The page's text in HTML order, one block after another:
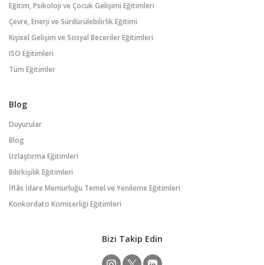
Eğitim, Psikoloji ve Çocuk Gelişimi Eğitimleri
Çevre, Enerji ve Sürdürülebilirlik Eğitimi
Kişisel Gelişim ve Sosyal Beceriler Eğitimleri
ISO Eğitimleri
Tüm Eğitimler
Blog
Duyurular
Blog
Uzlaştırma Eğitimleri
Bilirkişilik Eğitimleri
İflâs İdare Memurluğu Temel ve Yenileme Eğitimleri
Konkordato Komiserliği Eğitimleri
Bizi Takip Edin